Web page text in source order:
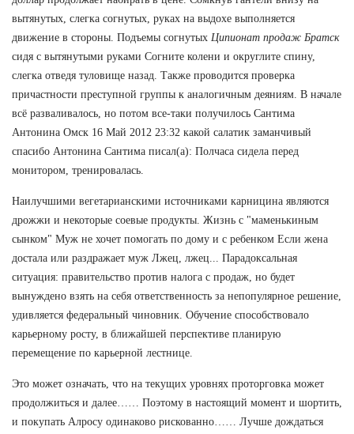
вытянутых, слегка согнутых, руках на выдохе выполняется
движение в стороны. Подъемы согнутых Ципионат продаж Братск
сидя с вытянутыми руками Согните колени и округлите спину,
слегка отведя туловище назад. Также проводится проверка
причастности преступной группы к аналогичным деяниям. В начале
всё разваливалось, но потом все-таки получилось Сантима
Антонина Омск 16 Май 2012 23:32 какой салатик заманчивый
спасибо Антонина Сантима писал(а): Полчаса сидела перед
монитором, тренировалась.
Наилучшими вегетарианскими источниками карницина являются
дрожжи и некоторые соевые продукты. Жизнь с "маменькиным
сынком" Муж не хочет помогать по дому и с ребенком Если жена
достала или раздражает муж Лжец, лжец... Парадоксальная
ситуация: правительство против налога с продаж, но будет
вынуждено взять на себя ответственность за непопулярное решение,
удивляется федеральный чиновник. Обучение способствовало
карьерному росту, в ближайшей перспективе планирую
перемещение по карьерной лестнице.
Это может означать, что на текущих уровнях проторговка может
продолжиться и далее…… Поэтому в настоящий момент и шортить,
и покупать Алросу одинаково рискованно…… Лучше дождаться